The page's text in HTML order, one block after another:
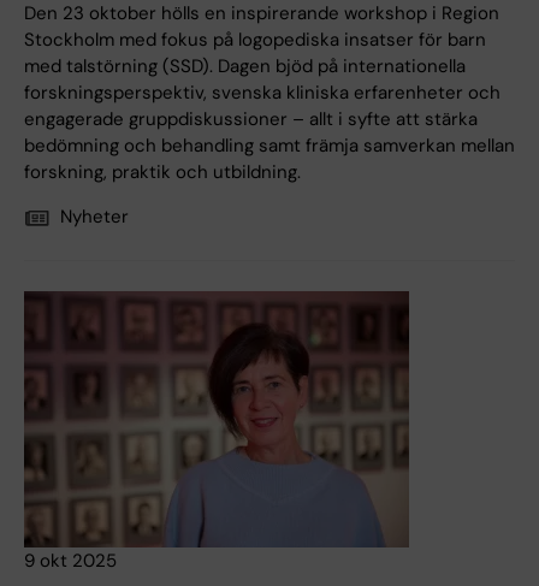
Den 23 oktober hölls en inspirerande workshop i Region
Stockholm med fokus på logopediska insatser för barn
med talstörning (SSD). Dagen bjöd på internationella
forskningsperspektiv, svenska kliniska erfarenheter och
engagerade gruppdiskussioner – allt i syfte att stärka
bedömning och behandling samt främja samverkan mellan
forskning, praktik och utbildning.
Nyheter
9 okt 2025